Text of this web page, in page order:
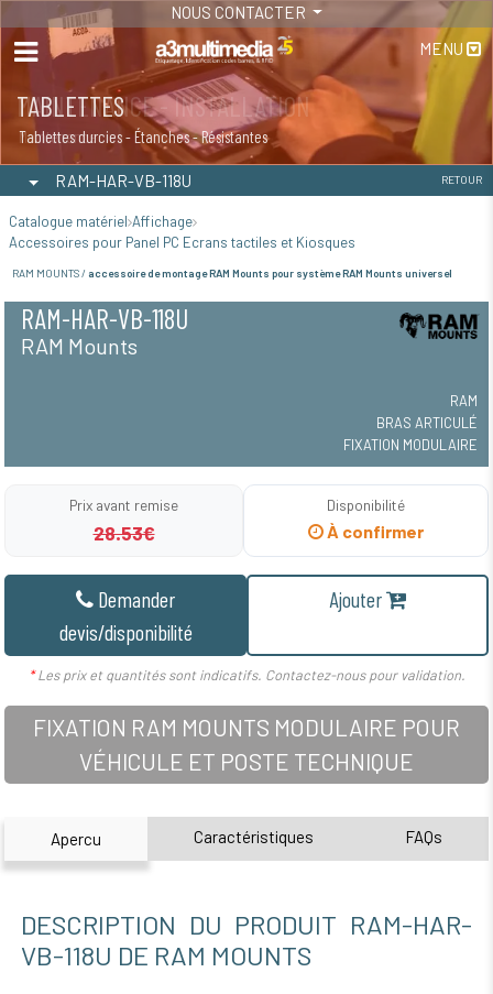
NOUS CONTACTER
MENU
MAINTENANCE - INSTALLATION
Maintenance
TABLETTES
Tablettes durcies - Étanches - Résistantes
RAM-HAR-VB-118U RETOUR
Catalogue matériel Affichage
Accessoires pour Panel PC Ecrans tactiles et Kiosques
RAM MOUNTS / accessoire de montage RAM Mounts pour système RAM Mounts universel
RAM-HAR-VB-118U
RAM Mounts
RAM
BRAS ARTICULÉ
FIXATION MODULAIRE
Prix avant remise
28.53€
Disponibilité
À confirmer
Demander
devis/disponibilité
Ajouter
*Les prix et quantités sont indicatifs. Contactez-nous pour validation.
FIXATION RAM MOUNTS MODULAIRE POUR
VÉHICULE ET POSTE TECHNIQUE
Apercu Caractéristiques FAQs
DESCRIPTION DU PRODUIT RAM-HAR-
VB-118U DE RAM MOUNTS